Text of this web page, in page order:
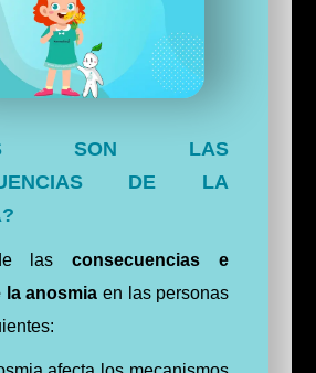
SON LAS
DE LA
de lasconsecuencias e
la anosmiaen las personas